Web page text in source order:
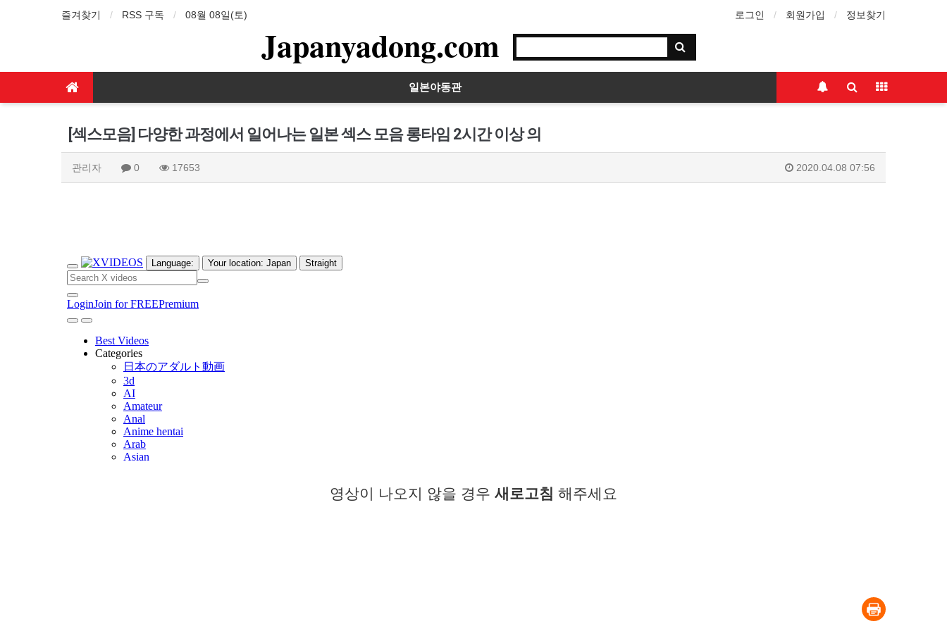
즐겨찾기 RSS 구독 08월 08일(토) 로그인 회원가입 정보찾기
Japanyadong.com
일본야동관
[섹스모음] 다양한 과정에서 일어나는 일본 섹스 모음 롱타임 2시간 이상 의
관리자 0 17653 2020.04.08 07:56
영상이 나오지 않을 경우 새로고침 해주세요